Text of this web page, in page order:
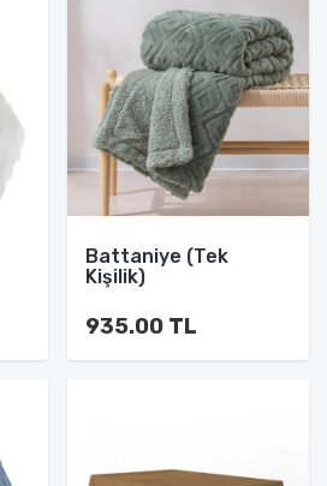
Battaniye (Tek
Kişilik)
935.00 TL